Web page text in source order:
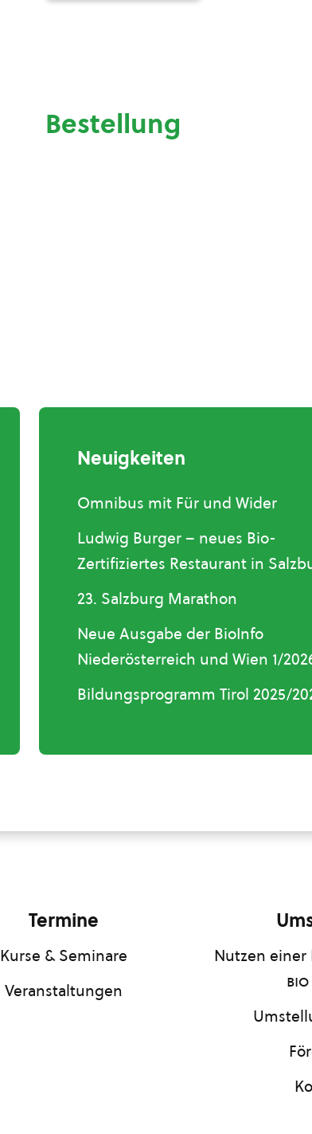
Bestellung
Neuigkeiten
Omnibus mit Für und Wider
Ludwig Burger – neues Bio-
Zertifiziertes Restaurant in
23. Salzburg Marathon
Neue Ausgabe der BioInfo
Niederösterreich und Wien 1/
Bildungsprogramm Tirol 2025/
Termine
Kurse & Seminare
Veranstaltungen
Nutzen